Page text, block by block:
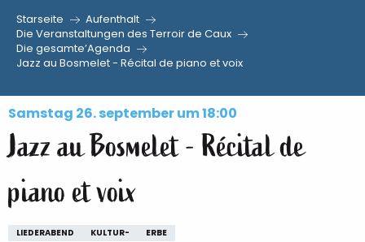
Aller
principal
Starseite
Aufenthalt
Die Veranstaltungen des Terroir de Caux
Die gesamte’Agenda
Jazz au Bosmelet - Récital de piano et voix
Samstag 26. september um 18:00
Jazz au Bosmelet - Récital de
piano et voix
LIEDERABEND KULTUR- ERBE